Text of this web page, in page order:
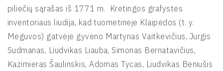
piliečių sąrašas iš 1771 m. Kretingos grafystės
inventoriaus liudija, kad tuometinėje Klaipėdos (t. y.
Mėguvos) gatvėje gyveno Martynas Vaitkevičius, Jurgis
Sudmanas, Liudvikas Liauba, Simonas Bernatavičius,
Kazimieras Šaulinskis, Adomas Tycas, Liudvikas Beniušis